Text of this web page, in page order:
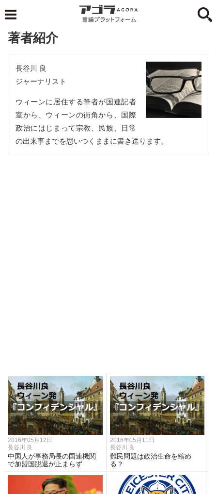
著者紹介
長谷川 良
ジャーナリスト
ウィーンに居住する筆者が国連記者
室から、ウィーンの街角から、国際
政治にはじまって宗教、民族、日常
の出来事までを思いつくままに書き送ります。
2016年05月12日
長谷川 良
中国人が事務局長の国連機関
で加盟国脱退が止まらず
2016年05月11日
長谷川 良
難民問題は政治生命を縮め
る？